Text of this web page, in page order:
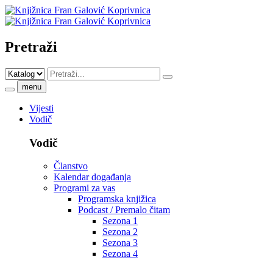
Pretraži
menu
Vijesti
Vodič
Vodič
Članstvo
Kalendar događanja
Programi za vas
Programska knjižica
Podcast / Premalo čitam
Sezona 1
Sezona 2
Sezona 3
Sezona 4